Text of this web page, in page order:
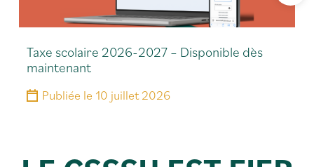
Taxe scolaire 2026-2027 – Disponible dès
maintenant
Publiée le 10 juillet 2026